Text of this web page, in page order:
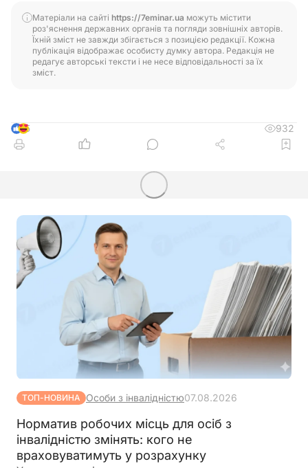
Матеріали на сайті https://7eminar.ua можуть містити
роз'яснення державних органів та погляди зовнішніх авторів.
Їхній зміст не завжди збігається з позицією редакції. Кожна
публікація відображає особисту думку автора. Редакція не
редагує авторські тексти і не несе відповідальності за їх
зміст.
5 932
ТОП-НОВИНА Особи з інвалідністю07.08.2026
Норматив робочих місць для осіб з
інвалідністю змінять: кого не
враховуватимуть у розрахунку